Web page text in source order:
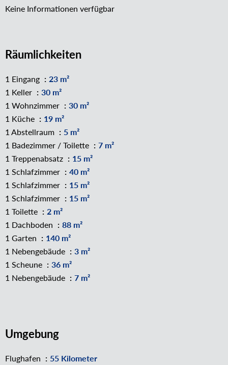
Keine Informationen verfügbar
Räumlichkeiten
1 Eingang
23 m²
1 Keller
30 m²
1 Wohnzimmer
30 m²
1 Küche
19 m²
1 Abstellraum
5 m²
1 Badezimmer / Toilette
7 m²
1 Treppenabsatz
15 m²
1 Schlafzimmer
40 m²
1 Schlafzimmer
15 m²
1 Schlafzimmer
15 m²
1 Toilette
2 m²
1 Dachboden
88 m²
1 Garten
140 m²
1 Nebengebäude
3 m²
1 Scheune
36 m²
1 Nebengebäude
7 m²
Umgebung
Flughafen
55 Kilometer